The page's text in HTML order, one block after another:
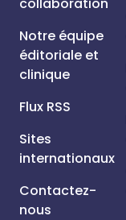
Notre équipe
éditoriale et
clinique
Flux RSS
Sites
internationaux
Contactez-
nous